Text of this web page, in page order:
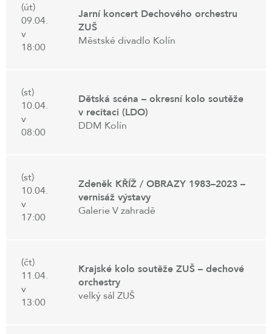
(út)
09.04.
v
18:00
Jarní koncert Dechového orchestru
ZUŠ
Městské divadlo Kolín
(st)
10.04.
v
08:00
Dětská scéna – okresní kolo soutěže
v recitaci (LDO)
DDM Kolín
(st)
10.04.
v
17:00
Zdeněk KŘÍŽ / OBRAZY 1983–2023 –
vernisáž výstavy
Galerie V zahradě
(čt)
11.04.
v
13:00
Krajské kolo soutěže ZUŠ – dechové
orchestry
velký sál ZUŠ